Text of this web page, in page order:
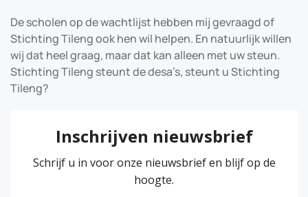
De scholen op de wachtlijst hebben mij gevraagd of
Stichting Tileng ook hen wil helpen. En natuurlijk willen
wij dat heel graag, maar dat kan alleen met uw steun.
Stichting Tileng steunt de desa’s, steunt u Stichting
Tileng?